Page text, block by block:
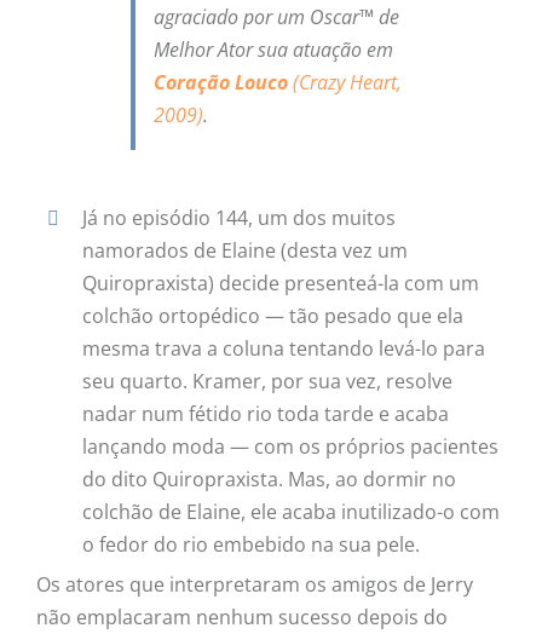
agraciado por um Oscar™ de
Melhor Ator sua atuação em
Coração Louco(Crazy Heart,
2009).
Já no episódio 144, um dos muitos
namorados de Elaine (desta vez um
Quiropraxista) decide presenteá-la com um
colchão ortopédico — tão pesado que ela
mesma trava a coluna tentando levá-lo para
seu quarto. Kramer, por sua vez, resolve
nadar num fétido rio toda tarde e acaba
lançando moda — com os próprios pacientes
do dito Quiropraxista. Mas, ao dormir no
colchão de Elaine, ele acaba inutilizado-o com
o fedor do rio embebido na sua pele.
Os atores que interpretaram os amigos de Jerry
não emplacaram nenhum sucesso depois do